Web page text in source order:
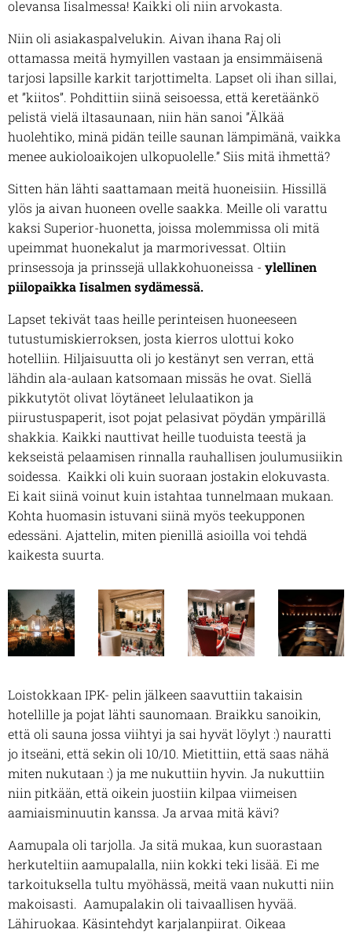
olevansa Iisalmessa! Kaikki oli niin arvokasta.
Niin oli asiakaspalvelukin. Aivan ihana Raj oli
ottamassa meitä hymyillen vastaan ja ensimmäisenä
tarjosi lapsille karkit tarjottimelta. Lapset oli ihan sillai,
et ”kiitos”. Pohdittiin siinä seisoessa, että keretäänkö
pelistä vielä iltasaunaan, niin hän sanoi ”Älkää
huolehtiko, minä pidän teille saunan lämpimänä, vaikka
menee aukioloaikojen ulkopuolelle.” Siis mitä ihmettä?
Sitten hän lähti saattamaan meitä huoneisiin. Hissillä
ylös ja aivan huoneen ovelle saakka. Meille oli varattu
kaksi Superior-huonetta, joissa molemmissa oli mitä
upeimmat huonekalut ja marmorivessat. Oltiin
prinsessoja ja prinssejä ullakkohuoneissa - ylellinen
piilopaikka Iisalmen sydämessä.
Lapset tekivät taas heille perinteisen huoneeseen
tutustumiskierroksen, josta kierros ulottui koko
hotelliin. Hiljaisuutta oli jo kestänyt sen verran, että
lähdin ala-aulaan katsomaan missäs he ovat. Siellä
pikkutytöt olivat löytäneet lelulaatikon ja
piirustuspaperit, isot pojat pelasivat pöydän ympärillä
shakkia. Kaikki nauttivat heille tuoduista teestä ja
kekseistä pelaamisen rinnalla rauhallisen joulumusiikin
soidessa. Kaikki oli kuin suoraan jostakin elokuvasta.
Ei kait siinä voinut kuin istahtaa tunnelmaan mukaan.
Kohta huomasin istuvani siinä myös teekupponen
edessäni. Ajattelin, miten pienillä asioilla voi tehdä
kaikesta suurta.
Loistokkaan IPK- pelin jälkeen saavuttiin takaisin
hotellille ja pojat lähti saunomaan. Braikku sanoikin,
että oli sauna jossa viihtyi ja sai hyvät löylyt :) nauratti
jo itseäni, että sekin oli 10/10. Mietittiin, että saas nähä
miten nukutaan :) ja me nukuttiin hyvin. Ja nukuttiin
niin pitkään, että oikein juostiin kilpaa viimeisen
aamiaisminuutin kanssa. Ja arvaa mitä kävi?
Aamupala oli tarjolla. Ja sitä mukaa, kun suorastaan
herkuteltiin aamupalalla, niin kokki teki lisää. Ei me
tarkoituksella tultu myöhässä, meitä vaan nukutti niin
makoisasti. Aamupalakin oli taivaallisen hyvää.
Lähiruokaa. Käsintehdyt karjalanpiirat. Oikeaa